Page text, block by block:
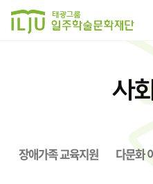
태광그룹 일주학술문화재
사
장애가족 교육지원 다문화